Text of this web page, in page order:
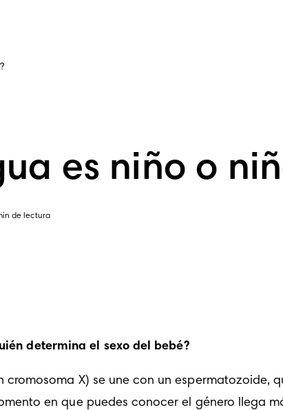
es niño o
de lectura
determina el sexo del bebé?
X) se une con un espermatozoide,
en que puedes conocer el género llega